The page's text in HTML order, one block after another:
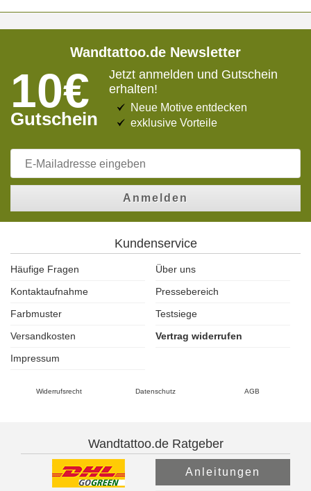
Wandtattoo.de Newsletter
10€
Gutschein
Jetzt anmelden und Gutschein
erhalten!
Neue Motive entdecken
exklusive Vorteile
Anmelden
Kundenservice
Häufige Fragen
Über uns
Kontaktaufnahme
Pressebereich
Farbmuster
Testsiege
Versandkosten
Vertrag widerrufen
Impressum
Widerrufsrecht Datenschutz AGB
Wandtattoo.de Ratgeber
Anleitungen